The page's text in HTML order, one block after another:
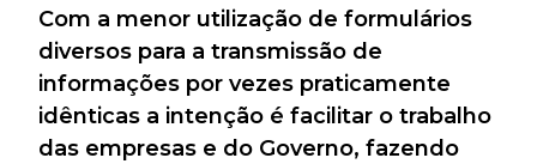
Com a menor utilização de formulários
diversos para a transmissão de
informações por vezes praticamente
idênticas a intenção é facilitar o trabalho
das empresas e do Governo, fazendo